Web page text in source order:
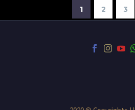
1 2 3